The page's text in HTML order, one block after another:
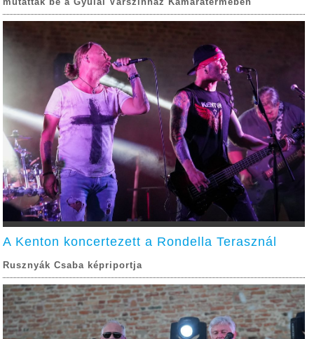
A Kenton koncertezett a Rondella Terasznál
Rusznyák Csaba képriportja